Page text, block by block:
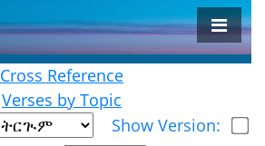
Cross Reference
Verses by Topic
Show Version: